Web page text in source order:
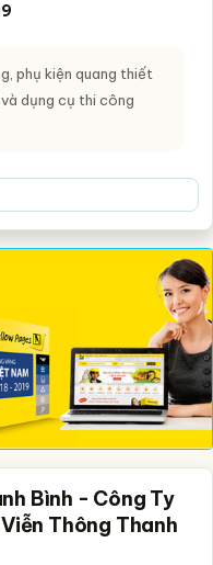
phụ kiện quang thiết
dụng cụ thi công
Bình - Công Ty
Thông Thanh